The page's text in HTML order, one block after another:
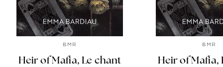
BMR
Heir of Mafia, Le chant
BMR
Heir of Mafia,